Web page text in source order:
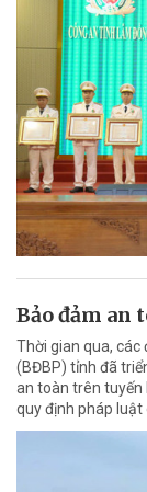
Bảo đảm an
Thời gian qua, các
(BĐBP) tỉnh đã
an toàn trên tuyến
quy định pháp luật